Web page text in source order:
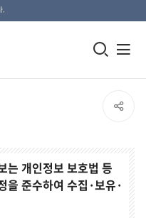
.
모
창
열
기
SNS
는 개인정보 보호법 등
을 준수하여 수집·보유·